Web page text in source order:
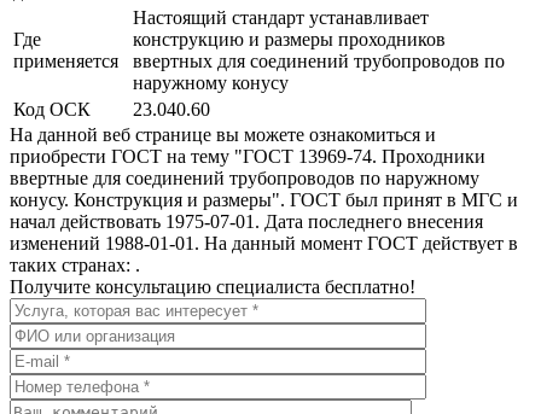
Где
применяется
Настоящий стандарт устанавливает
конструкцию и размеры проходников
ввертных для соединений трубопроводов по
наружному конусу
Код ОСК
23.040.60
На данной веб странице вы можете ознакомиться и
приобрести ГОСТ на тему "ГОСТ 13969-74. Проходники
ввертные для соединений трубопроводов по наружному
конусу. Конструкция и размеры". ГОСТ был принят в МГС и
начал действовать 1975-07-01. Дата последнего внесения
изменений 1988-01-01. На данный момент ГОСТ действует в
таких странах: .
Получите консультацию специалиста бесплатно!